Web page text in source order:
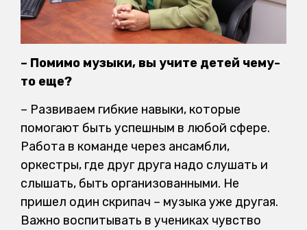
– Помимо музыки, вы учите детей чему-
то еще?
– Развиваем гибкие навыки, которые
помогают быть успешным в любой сфере.
Работа в команде через ансамбли,
оркестры, где друг друга надо слушать и
слышать, быть организованными. Не
пришел один скрипач – музыка уже другая.
Важно воспитывать в учениках чувство